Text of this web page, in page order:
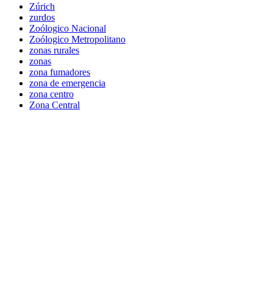
Zúrich
zurdos
Zoólogico Nacional
Zoólogico Metropolitano
zonas rurales
zonas
zona fumadores
zona de emergencia
zona centro
Zona Central